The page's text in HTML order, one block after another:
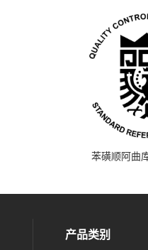
苯磺顺阿曲
产品类别